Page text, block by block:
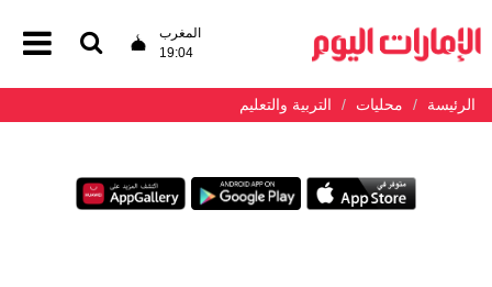
المغرب
19:04
الرئيسة محليات التربية والتعليم